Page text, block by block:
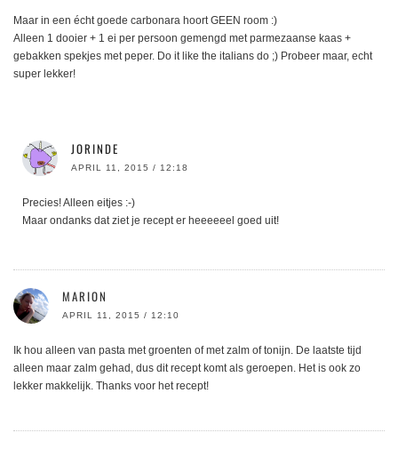
Maar in een écht goede carbonara hoort GEEN room :)
Alleen 1 dooier + 1 ei per persoon gemengd met parmezaanse kaas +
gebakken spekjes met peper. Do it like the italians do ;) Probeer maar, echt
super lekker!
JORINDE
APRIL 11, 2015 / 12:18
Precies! Alleen eitjes :-)
Maar ondanks dat ziet je recept er heeeeeel goed uit!
MARION
APRIL 11, 2015 / 12:10
Ik hou alleen van pasta met groenten of met zalm of tonijn. De laatste tijd
alleen maar zalm gehad, dus dit recept komt als geroepen. Het is ook zo
lekker makkelijk. Thanks voor het recept!